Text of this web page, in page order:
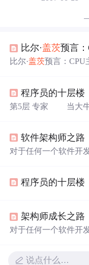
比尔·盖茨预言
比尔·盖茨预言：CPU
临的前景和机遇。盖
决定微软及其产品策
程序员的十层楼
第5层 专家 当大牛
源操作系统的内存管
动手实现一个...
软件架构师之路
对于任何一个软件开
师”，可见“架构师”
良性循环。部分优秀
要开始考虑自己的未
程序员的十层楼
架构师成长之路
对于任何一个软件开
师”，可见“架构师”
说点什么…